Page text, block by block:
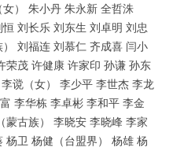
女） 朱小丹 朱永新 全哲洙
恒 刘长乐 刘东生 刘卓明 刘忠
刘福连 刘慕仁 齐成喜 闫小
荣茂 许健康 许家印 孙谦 孙东
谠（女） 李少平 李世杰 李龙
李华栋 李卓彬 李和平 李金
蒙古族） 李晓安 李晓峰 李家
杨卫 杨健（台盟界） 杨雄 杨